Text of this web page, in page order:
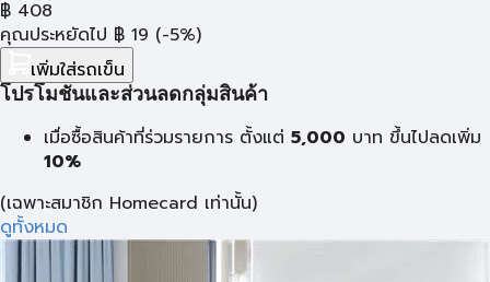
฿ 408
คุณประหยัดไป ฿ 19 (-5%)
เพิ่มใส่รถเข็น
โปรโมชั่นและส่วนลดกลุ่มสินค้า
เมื่อซื้อสินค้าที่ร่วมรายการ ตั้งแต่ 5,000 บาท ขึ้นไปลดเพิ่ม
10%
(เฉพาะสมาชิก Homecard เท่านั้น)
ดูทั้งหมด